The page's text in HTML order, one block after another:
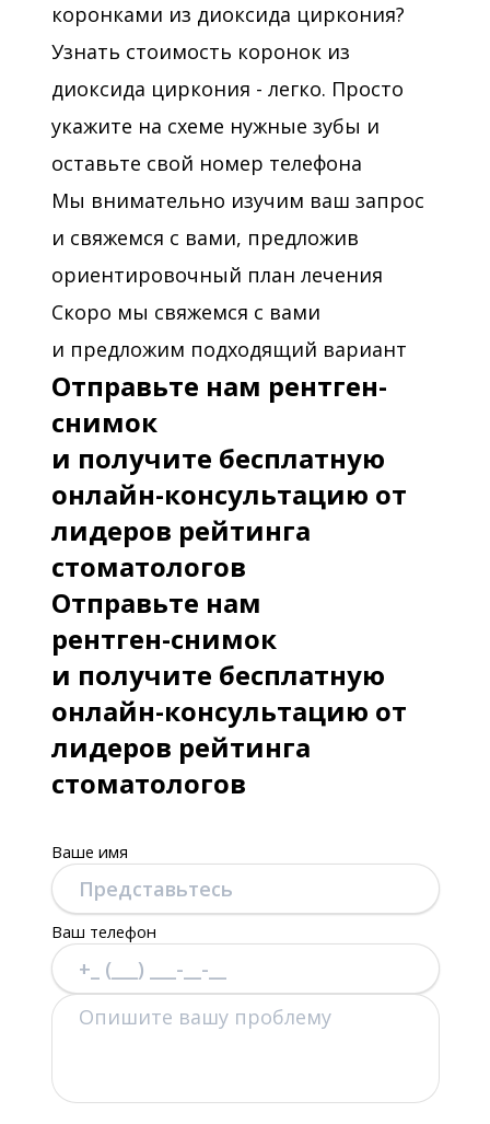
коронками из диоксида циркония?
Узнать стоимость коронок из
диоксида циркония - легко. Просто
укажите на схеме нужные зубы и
оставьте свой номер телефона
Мы внимательно изучим ваш запрос
и свяжемся с вами, предложив
ориентировочный план лечения
Скоро мы свяжемся с вами
и предложим подходящий вариант
Отправьте нам рентген-
снимок
и получите бесплатную
онлайн-консультацию от
лидеров рейтинга
стоматологов
Отправьте нам
рентген-снимок
и получите бесплатную
онлайн-консультацию от
лидеров рейтинга
стоматологов
Ваше имя
Ваш телефон